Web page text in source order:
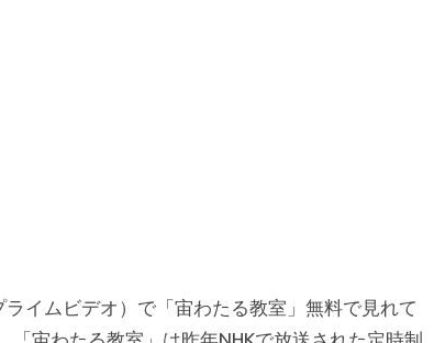
イムビデオ）で「宙わたる教室」無料で見れて